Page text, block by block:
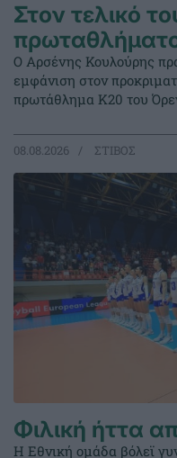
Στον τελικό
Ο Αρσένης Κουλούρης
εμφάνιση στον
πρωτάθλημα Κ20 του
08.08.2026 ΣΤΙΒΟΣ
Φιλική ήττα
Η Εθνική ομάδα βόλεϊ